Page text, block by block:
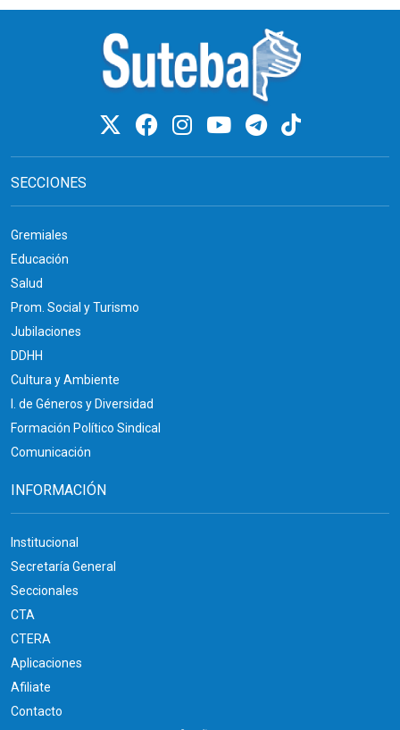
SECCIONES
Gremiales
Educación
Salud
Prom. Social y Turismo
Jubilaciones
DDHH
Cultura y Ambiente
I. de Géneros y Diversidad
Formación Político Sindical
Comunicación
INFORMACIÓN
Institucional
Secretaría General
Seccionales
CTA
CTERA
Aplicaciones
Afiliate
Contacto